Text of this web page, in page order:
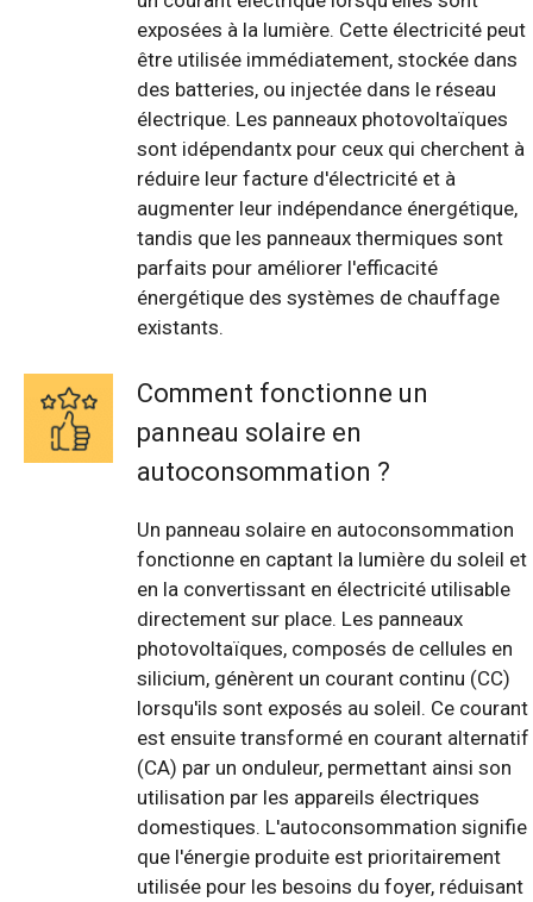
exposées à la lumière. Cette électricité peut
être utilisée immédiatement, stockée dans
des batteries, ou injectée dans le réseau
électrique. Les panneaux photovoltaïques
sont idépendantx pour ceux qui cherchent à
réduire leur facture d'électricité et à
augmenter leur indépendance énergétique,
tandis que les panneaux thermiques sont
parfaits pour améliorer l'efficacité
énergétique des systèmes de chauffage
existants.
Comment fonctionne un
panneau solaire en
autoconsommation ?
Un panneau solaire en autoconsommation
fonctionne en captant la lumière du soleil et
en la convertissant en électricité utilisable
directement sur place. Les panneaux
photovoltaïques, composés de cellules en
silicium, génèrent un courant continu (CC)
lorsqu'ils sont exposés au soleil. Ce courant
est ensuite transformé en courant alternatif
(CA) par un onduleur, permettant ainsi son
utilisation par les appareils électriques
domestiques. L'autoconsommation signifie
que l'énergie produite est prioritairement
utilisée pour les besoins du foyer, réduisant